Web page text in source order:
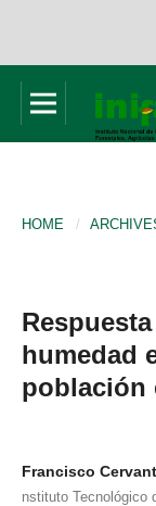
HOME /
humedad
población
Francisco
nstituto Tecnológico